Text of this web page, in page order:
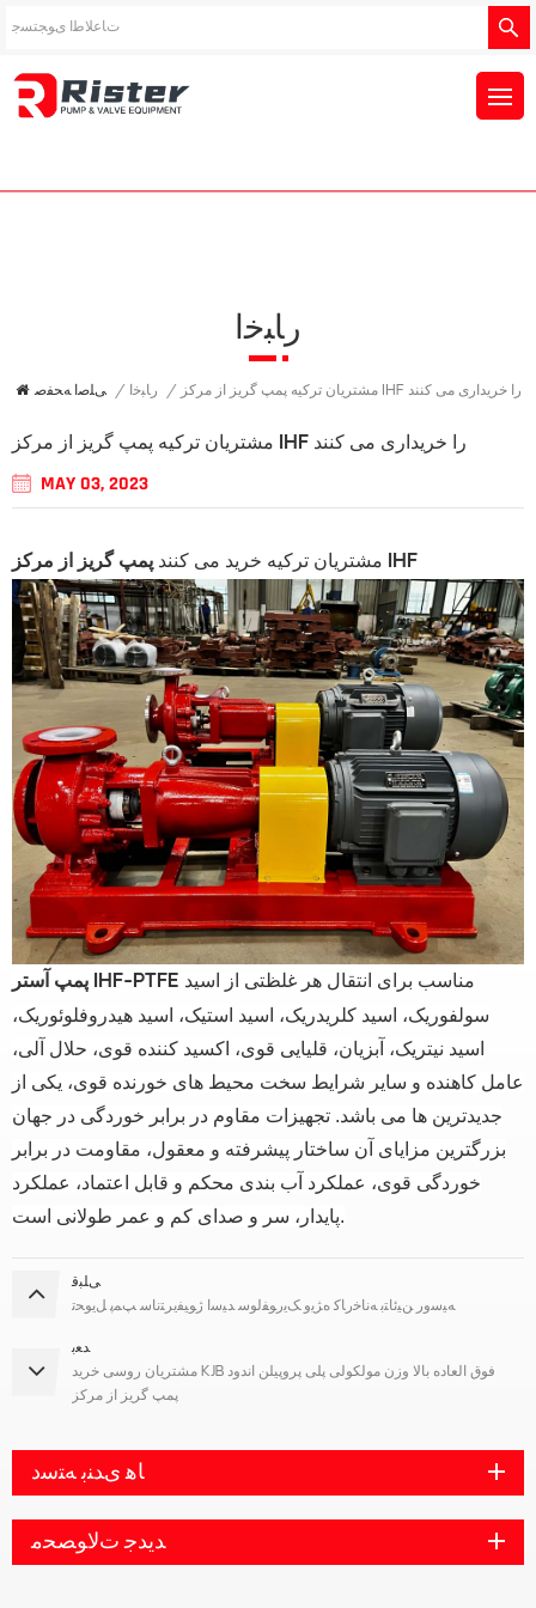
ﺭﺎﺒﺧﺍ
ﯽﻠﺻﺍ ﻪﺤﻔﺻ / ﺭﺎﺒﺧﺍ / مشتریان ترکیه پمپ گریز از مرکز IHF را خریداری می کنند
مشتریان ترکیه پمپ گریز از مرکز IHF را خریداری می کنند
MAY 03, 2023
مشتریان ترکیه خرید می کنند پمپ گریز از مرکز IHF
پمپ آستر IHF-PTFE
سولفوریک، اسید کلریدریک، اسید استیک، اسید هیدروفلوئوریک،
اسید نیتریک، آبزیان، قلیایی قوی، اکسید کننده قوی، حلال آلی،
عامل کاهنده و سایر شرایط سخت محیط های خورنده قوی، یکی از
جدیدترین ها می باشد. تجهیزات مقاوم در برابر خوردگی در جهان
بزرگترین مزایای آن ساختار پیشرفته و معقول، مقاومت در برابر
خوردگی قوی، عملکرد آب بندی محکم و قابل اعتماد، عملکرد
پایدار، سر و صدای کم و عمر طولانی است.
ﯽﻠﺒﻗ
ﻪﯿﺳﻭﺭ ﻦﯿﺋﺎﺘﺑ ﻪﻧﺎﺧﺭﺎﮐ ﻩﮋﯾﻭ ﮏﯾﺭﻮﻔﻟﻮﺳ ﺪﯿﺳﺍ ﮊﻮﯿﻔﯾﺮﺘﻧﺎﺳ ﭗﻤﭘ ﻞﯾﻮﺤﺗ
ﺪﻌﺑ
مشتریان روسی خرید KJB فوق العاده بالا وزن مولکولی پلی پروپیلن اندود
پمپ گریز از مرکز
ﺎﻫ ﯼﺪﻨﺑ ﻪﺘﺳﺩ
ﺪﯾﺪﺟ ﺕﻻ ﻮﺼﺤﻣ